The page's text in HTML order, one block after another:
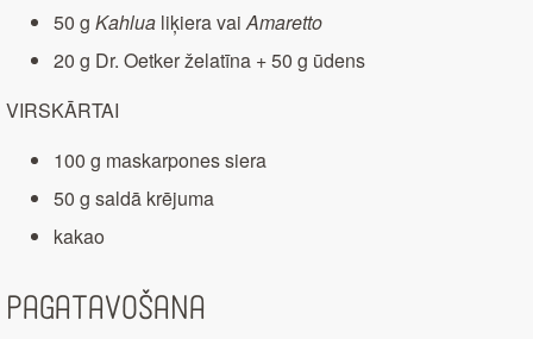
50 g Kahlua liķiera vaiAmaretto
20 g Dr. Oetker želatīna + 50 g ūdens
VIRSKĀRTAI
100 g maskarpones siera
50 g saldā krējuma
kakao
Pagatavošana